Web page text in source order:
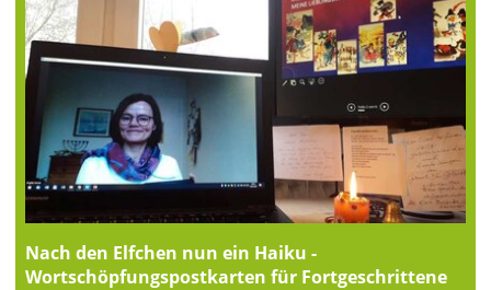
Nach den Elfchen nun ein Haiku -
Wortschöpfungspostkarten für Fortgeschrittene